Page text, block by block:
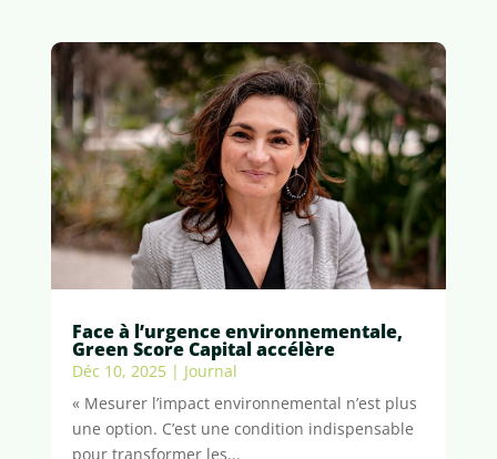
Face à l’urgence environnementale,
Green Score Capital accélère
Déc 10, 2025| Journal
« Mesurer l’impact environnemental n’est plus
une option. C’est une condition indispensable
pour transformer les...